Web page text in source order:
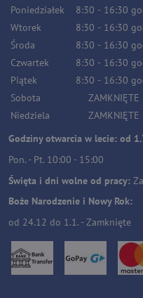
Poniedziałek 8:30 - 16:30
Wtorek
8:30 - 16:30
Środa
8:30 - 16:30
Czwartek
8:30 - 16:30
Piątek
8:30 - 16:30
Sobota
ZAMKNIĘTE
Niedziela
ZAMKNIĘTE
Godziny otwarcia w lecie: od
Pon. - Pt. 10:00 - 15:00
Święta i dni wolne od pracy:
Boże Narodzenie i Nowy Rok:
od 24.12 do 1.1. - Zamknięte